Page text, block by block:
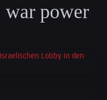
war power